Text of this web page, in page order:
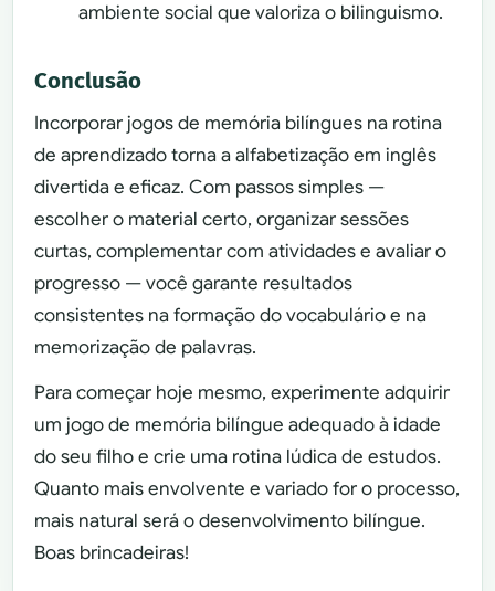
ambiente social que valoriza o bilinguismo.
Conclusão
Incorporar jogos de memória bilíngues na rotina
de aprendizado torna a alfabetização em inglês
divertida e eficaz. Com passos simples —
escolher o material certo, organizar sessões
curtas, complementar com atividades e avaliar o
progresso — você garante resultados
consistentes na formação do vocabulário e na
memorização de palavras.
Para começar hoje mesmo, experimente adquirir
um jogo de memória bilíngue adequado à idade
do seu filho e crie uma rotina lúdica de estudos.
Quanto mais envolvente e variado for o processo,
mais natural será o desenvolvimento bilíngue.
Boas brincadeiras!